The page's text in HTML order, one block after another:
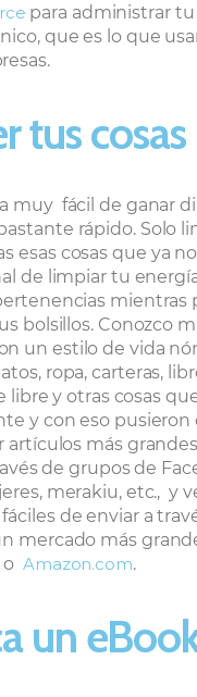
para administrar
que es lo que
tus cosas
muy fácil de ganar
rápido. Solo
esas cosas que ya
de limpiar tu
mientras
bolsillos. Conozco
un estilo de vida
ropa, carteras,
libre y otras cosas
y con eso pusieron
artículos más
de grupos de
merakiu, etc., y
de enviar a
mercado más
o Amazon.com.
un